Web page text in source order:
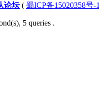
论坛( 蜀ICP备15020358号-1
5 queries .